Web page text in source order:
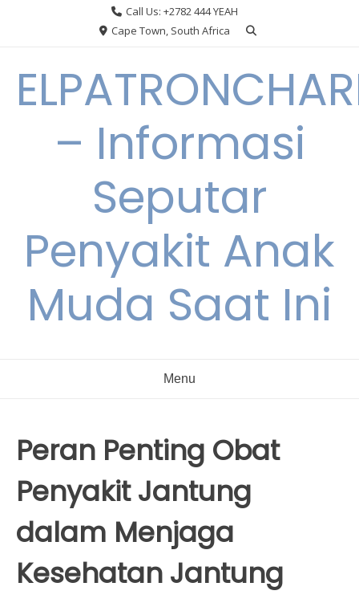
Call Us: +2782 444 YEAH
Cape Town, South Africa
– Informasi
Seputar
Penyakit Anak
Muda Saat Ini
Menu
Peran Penting Obat
Penyakit Jantung
dalam Menjaga
Kesehatan Jantung